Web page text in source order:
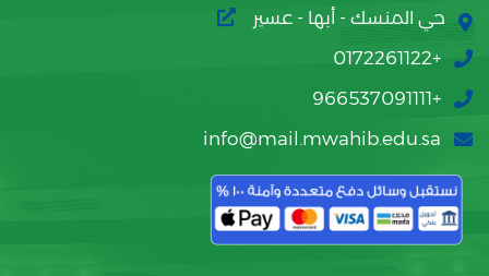
حي المنسك - أبها - عسير
+0172261122
+966537091111
info@mail.mwahib.edu.sa